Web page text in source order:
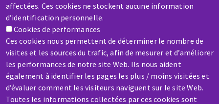
affectées. Ces cookies ne stockent aucune information
d’identification personnelle.
Cookies de performances
Ces cookies nous permettent de déterminer le nombre de
visites et les sources du trafic, afin de mesurer et d’améliorer
les performances de notre site Web. Ils nous aident
également à identifier les pages les plus / moins visitées et
d’évaluer comment les visiteurs naviguent sur le site Web.
Toutes les informations collectées par ces cookies sont